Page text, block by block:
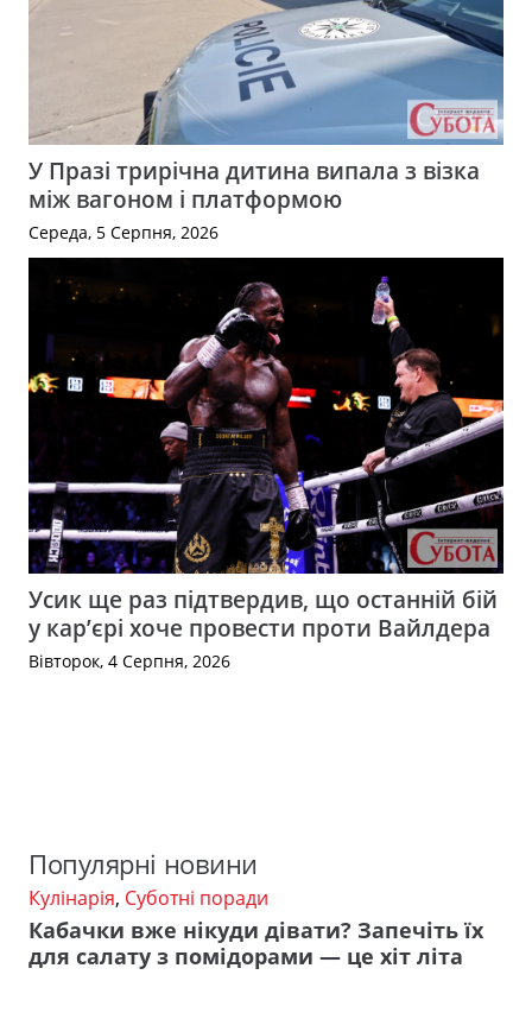
У Празі трирічна дитина випала з візка
між вагоном і платформою
Середа, 5 Серпня, 2026
Усик ще раз підтвердив, що останній бій
у кар’єрі хоче провести проти Вайлдера
Вівторок, 4 Серпня, 2026
Популярні новини
Кулінарія, Суботні поради
Кабачки вже нікуди дівати? Запечіть їх
для салату з помідорами — це хіт літа